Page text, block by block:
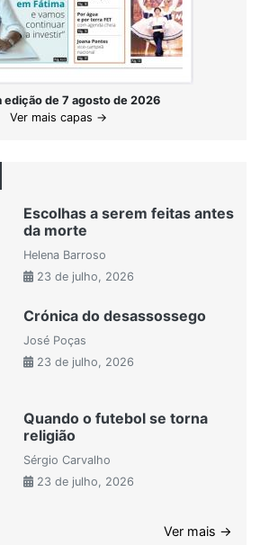
edição de 7 agosto de 2026
Ver mais capas →
Escolhas a serem feitas antes
da morte
Helena Barroso
23 de julho, 2026
Crónica do desassossego
José Poças
23 de julho, 2026
Quando o futebol se torna
religião
Sérgio Carvalho
23 de julho, 2026
Ver mais →